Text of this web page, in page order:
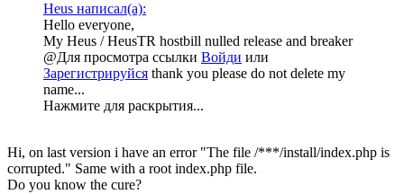
Heus написал(а):
Hello everyone,
My Heus / HeusTR hostbill nulled release and breaker
@Для просмотра ссылки Войди или
Зарегистрируйся thank you please do not delete my
name...
Нажмите для раскрытия...
Hi, on last version i have an error "The file /***/install/index.php is
corrupted." Same with a root index.php file.
Do you know the cure?